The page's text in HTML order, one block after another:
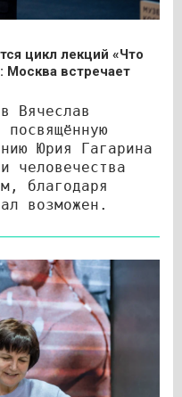
цикл лекций «Что
встречает
Вячеслав
Юрия Гагарина
человечества
благодаря
возможен.